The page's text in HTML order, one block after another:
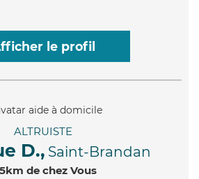
le profil
ALTRUISTE
D., Saint-Brandan
de chez Vous